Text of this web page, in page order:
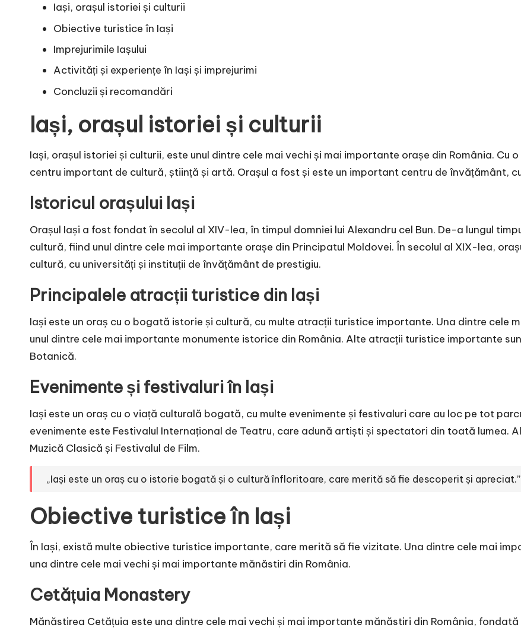
Iași, orașul istoriei și culturii
Obiective turistice în Iași
Imprejurimile Iașului
Activități și experiențe în Iași și imprejurimi
Concluzii și recomandări
Iași, orașul istoriei și culturii
Iași, orașul istoriei și culturii, este unul dintre cele mai vechi și mai importante orașe din România. Cu
centru important de cultură, știință și artă. Orașul a fost și este un important centru de învățământ,
Istoricul orașului Iași
Orașul Iași a fost fondat în secolul al XIV-lea, în timpul domniei lui Alexandru cel Bun. De-a lungul
cultură, fiind unul dintre cele mai importante orașe din Principatul Moldovei. În secolul al XIX-lea,
cultură, cu universități și instituții de învățământ de prestigiu.
Principalele atracții turistice din Iași
Iași este un oraș cu o bogată istorie și cultură, cu multe atracții turistice importante. Una dintre cele
unul dintre cele mai importante monumente istorice din România. Alte atracții turistice importante
Botanică.
Evenimente și festivaluri în Iași
Iași este un oraș cu o viață culturală bogată, cu multe evenimente și festivaluri care au loc pe tot
evenimente este Festivalul Internațional de Teatru, care adună artiști și spectatori din toată lumea.
Muzică Clasică și Festivalul de Film.
„Iași este un oraș cu o istorie bogată și o cultură înfloritoare, care merită să fie descoperit și apreciat.”
Obiective turistice în Iași
În Iași, există multe obiective turistice importante, care merită să fie vizitate. Una dintre cele mai
una dintre cele mai vechi și mai importante mănăstiri din România.
Cetățuia Monastery
Mănăstirea Cetățuia este una dintre cele mai vechi și mai importante mănăstiri din România,